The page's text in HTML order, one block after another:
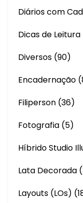
Diários com
Dicas de Leitura
Diversos (90)
Encadernação
Filiperson (36)
Fotografia (5)
Híbrido Studio
Lata Decorada
Layouts (LOs)